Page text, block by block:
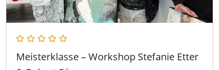
Meisterklasse – Workshop Stefanie Etter